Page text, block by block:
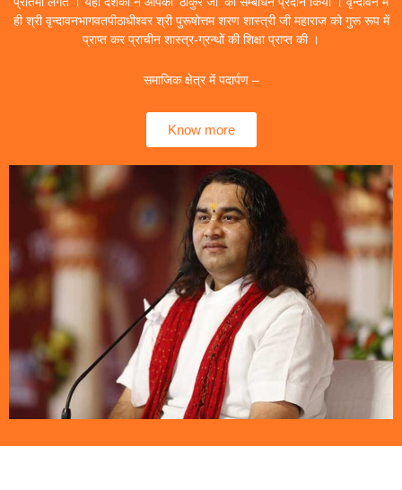
ही श्री वृन्दावनभागवतपीठाधीश्वर श्री पुरूषोत्तम शरण शास्त्री जी महाराज को गुरू रूप में
प्राप्त कर प्राचीन शास्त्र-ग्रन्थों की शिक्षा प्राप्त की ।
समाजिक क्षेत्र में पदार्पण –
Know more